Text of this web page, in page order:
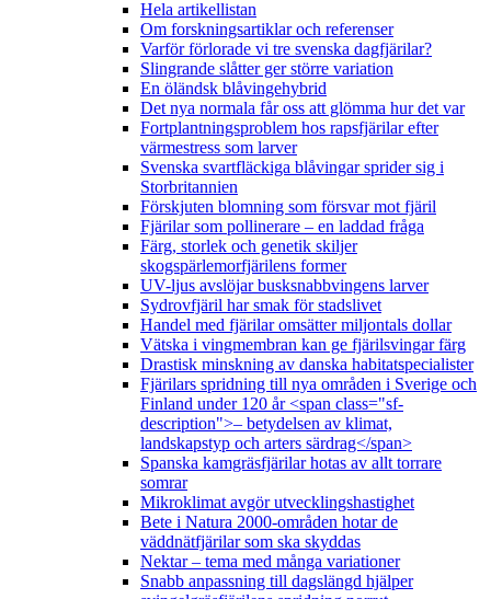
Hela artikellistan
Om forskningsartiklar och referenser
Varför förlorade vi tre svenska dagfjärilar?
Slingrande slåtter ger större variation
En öländsk blåvingehybrid
Det nya normala får oss att glömma hur det var
Fortplantningsproblem hos rapsfjärilar efter
värmestress som larver
Svenska svartfläckiga blåvingar sprider sig i
Storbritannien
Förskjuten blomning som försvar mot fjäril
Fjärilar som pollinerare – en laddad fråga
Färg, storlek och genetik skiljer
skogspärlemorfjärilens former
UV-ljus avslöjar busksnabbvingens larver
Sydrovfjäril har smak för stadslivet
Handel med fjärilar omsätter miljontals dollar
Vätska i vingmembran kan ge fjärilsvingar färg
Drastisk minskning av danska habitatspecialister
Fjärilars spridning till nya områden i Sverige och
Finland under 120 år <span class="sf-
description">– betydelsen av klimat,
landskapstyp och arters särdrag</span>
Spanska kamgräsfjärilar hotas av allt torrare
somrar
Mikroklimat avgör utvecklingshastighet
Bete i Natura 2000-områden hotar de
väddnätfjärilar som ska skyddas
Nektar – tema med många variationer
Snabb anpassning till dagslängd hjälper